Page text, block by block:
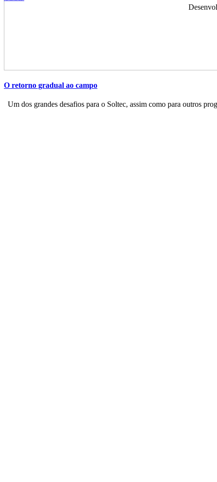
O retorno gradual ao campo
Um dos grandes desafios para o Soltec, assim como para outros